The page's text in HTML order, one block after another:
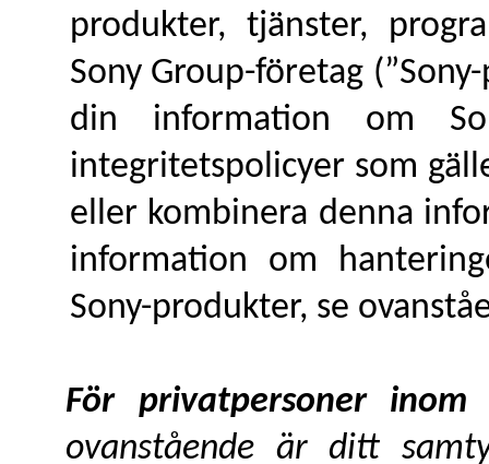
produkter, tjänster,
Sony Group-företag
din information om
integritetspolicyer som
eller kombinera denna
information om
Sony-produkter, se
För privatpersoner inom
ovanstående är ditt